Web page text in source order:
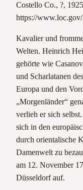
Costello Co., ?,
https://
Kavalier und
Welten. Heinrich
gehörte wie
und Scharlatanen
Europa und den
„Morgenländer“
verlieh er sich
sich in den
durch orientalische
Damenwelt zu
am 12. November
Düsseldorf auf.